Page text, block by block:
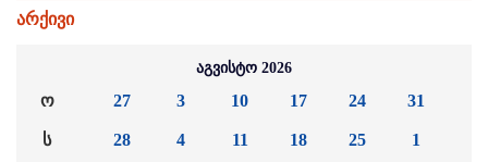
არქივი
აგვისტო 2026
ო
ს
27
28
3
4
10
11
17
18
24
25
31
1